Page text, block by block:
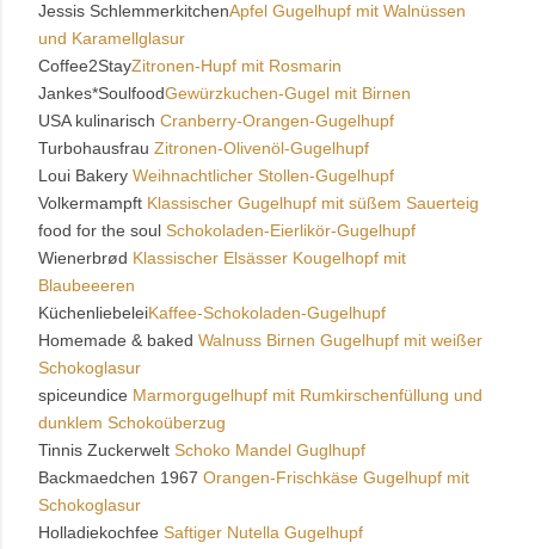
Jessis SchlemmerkitchenApfel Gugelhupf mit Walnüssen
und Karamellglasur
Coffee2StayZitronen-Hupf mit Rosmarin
Jankes*SoulfoodGewürzkuchen-Gugel mit Birnen
USA kulinarisch Cranberry-Orangen-Gugelhupf
Turbohausfrau Zitronen-Olivenöl-Gugelhupf
Loui Bakery Weihnachtlicher Stollen-Gugelhupf
Volkermampft Klassischer Gugelhupf mit süßem Sauerteig
food for the soul Schokoladen-Eierlikör-Gugelhupf
Wienerbrød Klassischer Elsässer Kougelhopf mit
Blaubeeeren
KüchenliebeleiKaffee-Schokoladen-Gugelhupf
Homemade & baked Walnuss Birnen Gugelhupf mit weißer
Schokoglasur
spiceundice Marmorgugelhupf mit Rumkirschenfüllung und
dunklem Schokoüberzug
Tinnis Zuckerwelt Schoko Mandel Guglhupf
Backmaedchen 1967 Orangen-Frischkäse Gugelhupf mit
Schokoglasur
Holladiekochfee Saftiger Nutella Gugelhupf